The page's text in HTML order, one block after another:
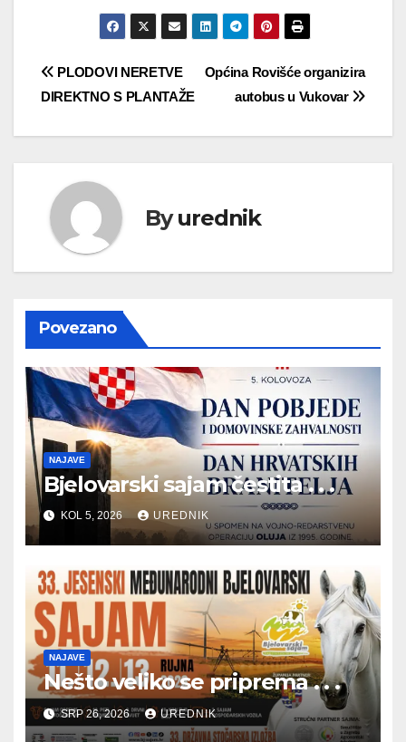
Navigacija
Općina Rovišće organizira
autobus u Vukovar
PLODOVI NERETVE
DIREKTNO S PLANTAŽE
Byurednik
Povezano
NAJAVE
Bjelovarski sajam čestita . . .
KOL 5, 2026 UREDNIK
NAJAVE
Nešto veliko se priprema . . .
SRP 26, 2026 UREDNIK